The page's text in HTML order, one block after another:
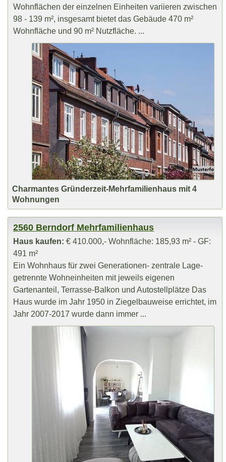
Wohnflächen der einzelnen Einheiten variieren zwischen
98 - 139 m², insgesamt bietet das Gebäude 470 m²
Wohnfläche und 90 m² Nutzfläche. ...
Charmantes Gründerzeit-Mehrfamilienhaus mit 4
Wohnungen
2560 Berndorf Mehrfamilienhaus
Haus kaufen: € 410.000,- Wohnfläche: 185,93 m² - GF:
491 m²
Ein Wohnhaus für zwei Generationen- zentrale Lage-
getrennte Wohneinheiten mit jeweils eigenen
Gartenanteil, Terrasse-Balkon und Autostellplätze Das
Haus wurde im Jahr 1950 in Ziegelbauweise errichtet, im
Jahr 2007-2017 wurde dann immer ...